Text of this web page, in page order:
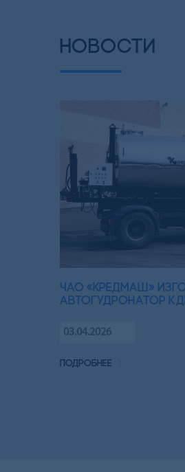
НОВОСТИ
ЧАО «Кредмаш»
автогудронатор
03.04.2026
подробнее